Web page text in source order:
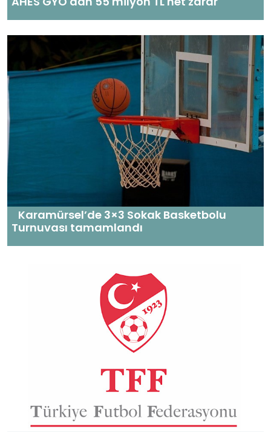
Karamürsel’de 3×3 Sokak Basketbolu
Turnuvası tamamlandı